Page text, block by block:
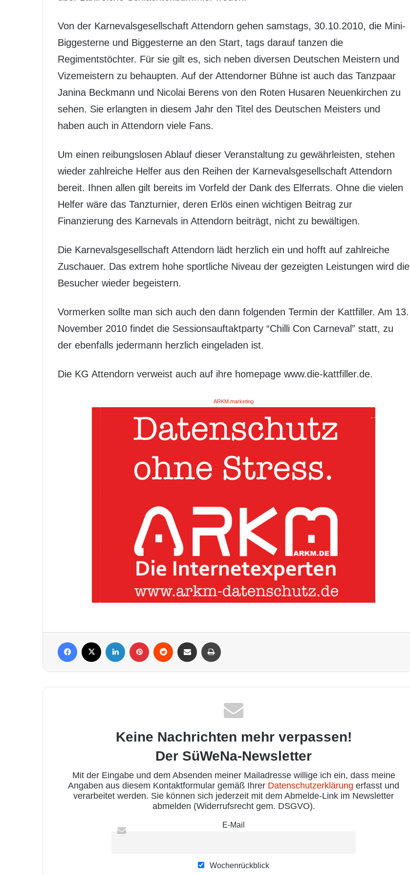
Von der Karnevalsgesellschaft Attendorn gehen samstags, 30.10.2010, die Mini-
Biggesterne und Biggesterne an den Start, tags darauf tanzen die
Regimentstöchter. Für sie gilt es, sich neben diversen Deutschen Meistern und
Vizemeistern zu behaupten. Auf der Attendorner Bühne ist auch das Tanzpaar
Janina Beckmann und Nicolai Berens von den Roten Husaren Neuenkirchen zu
sehen. Sie erlangten in diesem Jahr den Titel des Deutschen Meisters und
haben auch in Attendorn viele Fans.
Um einen reibungslosen Ablauf dieser Veranstaltung zu gewährleisten, stehen
wieder zahlreiche Helfer aus den Reihen der Karnevalsgesellschaft Attendorn
bereit. Ihnen allen gilt bereits im Vorfeld der Dank des Elferrats. Ohne die vielen
Helfer wäre das Tanzturnier, deren Erlös einen wichtigen Beitrag zur
Finanzierung des Karnevals in Attendorn beiträgt, nicht zu bewältigen.
Die Karnevalsgesellschaft Attendorn lädt herzlich ein und hofft auf zahlreiche
Zuschauer. Das extrem hohe sportliche Niveau der gezeigten Leistungen wird die
Besucher wieder begeistern.
Vormerken sollte man sich auch den dann folgenden Termin der Kattfiller. Am 13.
November 2010 findet die Sessionsauftaktparty “Chilli Con Carneval” statt, zu
der ebenfalls jedermann herzlich eingeladen ist.
Die KG Attendorn verweist auch auf ihre homepage www.die-kattfiller.de.
ARKM.marketing
Keine Nachrichten mehr verpassen!
Der SüWeNa-Newsletter
Mit der Eingabe und dem Absenden meiner Mailadresse willige ich ein, dass meine
Angaben aus diesem Kontaktformular gemäß Ihrer Datenschutzerklärung erfasst und
verarbeitet werden. Sie können sich jederzeit mit dem Abmelde-Link im Newsletter
abmelden (Widerrufsrecht gem. DSGVO).
E-Mail
Wochenrückblick